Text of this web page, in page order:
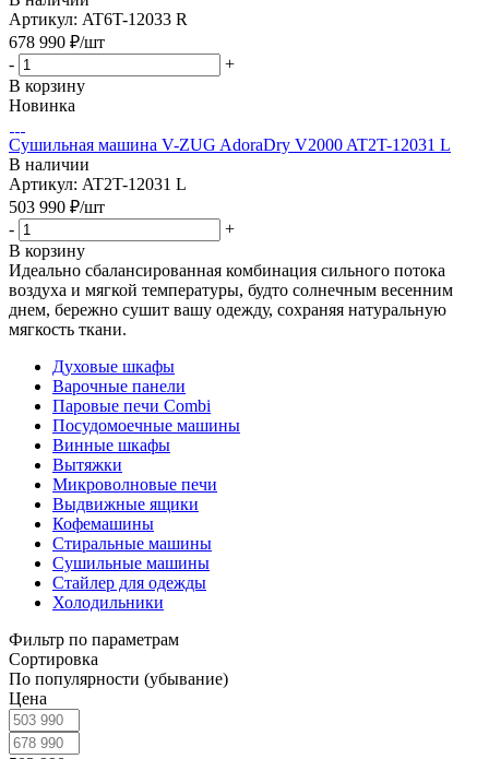
Артикул: AT6T-12033 R
678 990 ₽/шт
-
+
В корзину
Новинка
Сушильная машина V-ZUG AdoraDry V2000 AT2T-12031 L
В наличии
Артикул: AT2T-12031 L
503 990 ₽/шт
-
+
В корзину
Идеально сбалансированная комбинация сильного потока
воздуха и мягкой температуры, будто солнечным весенним
днем, бережно сушит вашу одежду, сохраняя натуральную
мягкость ткани.
Духовые шкафы
Варочные панели
Паровые печи Combi
Посудомоечные машины
Винные шкафы
Вытяжки
Микроволновые печи
Выдвижные ящики
Кофемашины
Стиральные машины
Сушильные машины
Стайлер для одежды
Холодильники
Фильтр по параметрам
Сортировка
По популярности (убывание)
Цена